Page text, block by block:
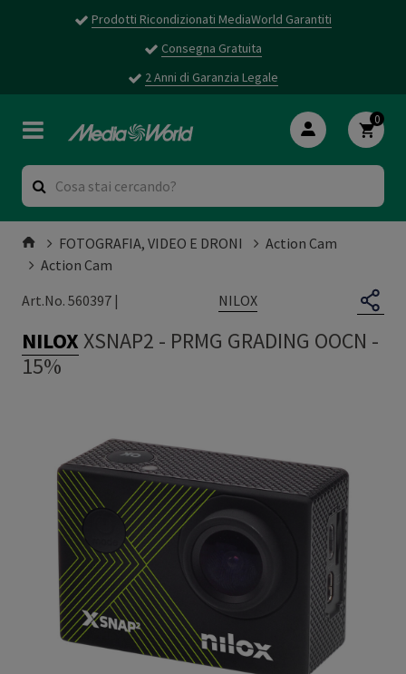
Prodotti Ricondizionati MediaWorld Garantiti
Consegna Gratuita
2 Anni di Garanzia Legale
0
FOTOGRAFIA, VIDEO E DRONI
Action Cam
Action Cam
Art.No. 560397 |
NILOX
NILOXXSNAP2 - PRMG GRADING OOCN -
15%